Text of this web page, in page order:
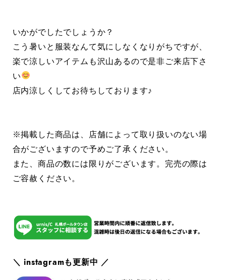
いかがでしたでしょうか？
こう暑いと服装なんて気にしなくなりがちですが、
楽で涼しいアイテムも沢山あるので是非ご来店下さ
い
店内涼しくしてお待ちしております♪
※掲載した商品は、店舗によって取り扱いのない場
合がございますので予めご了承ください。
また、商品の数には限りがございます。完売の際は
ご容赦ください。
＼ instagramも更新中 ／